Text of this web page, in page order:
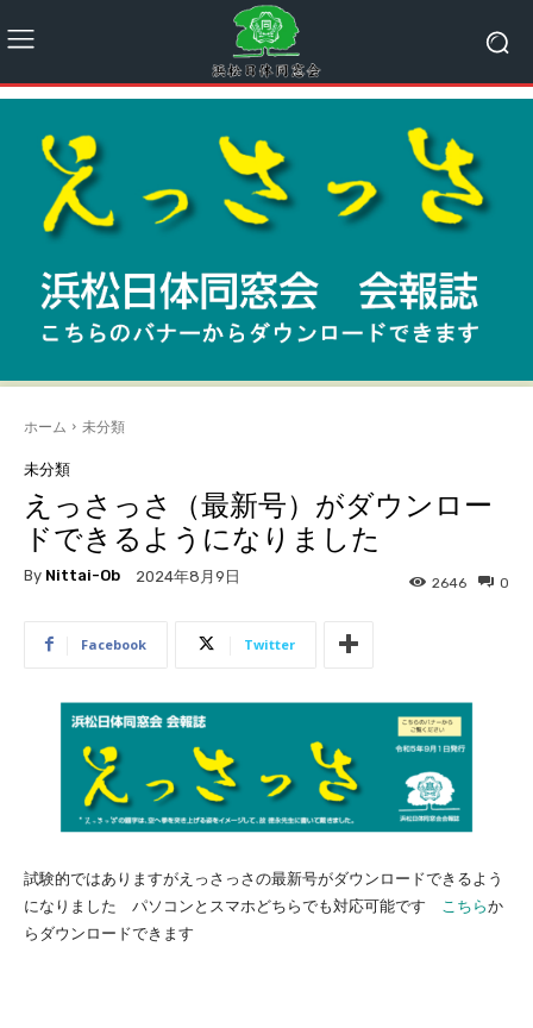
ホーム 未分類
未分類
えっさっさ（最新号）がダウンロー
ドできるようになりました
By Nittai-Ob 2024年8月9日 0
2646
Facebook Twitter
試験的ではありますがえっさっさの最新号がダウンロードできるよう
になりました パソコンとスマホどちらでも対応可能です
こちらか
らダウンロードできます